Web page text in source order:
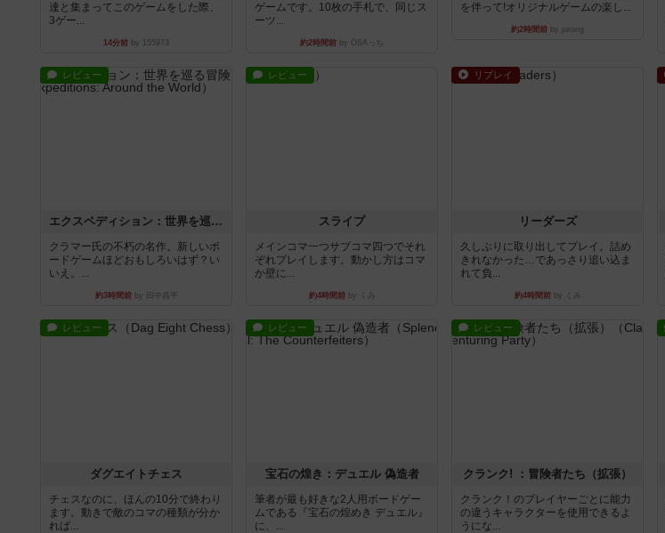
達と集まってこのゲームをした際、
3ゲー...
14分前 by 155973
ゲームです。10枚の手札で、同じス
ーツ...
約2時間前 by OSAっち
を伴って!オリジナルゲームの楽し...
約2時間前 by jurong
レビュー
エクスペディション：世界を巡る冒険
クラマー氏の不朽の名作。新しいボ
ードゲームほどおもしろいはず？い
いえ。...
約3時間前by 田中昌平
レビュー
スライプ
メインコマ一つサブコマ四つでそれ
ぞれプレイします。動かし方はコマ
か壁に...
約4時間前by くみ
リプレイ
リーダーズ
久しぶりに取り出してプレイ。詰め
きれなかった…であっさり追い込ま
れて負...
約4時間前by くみ
レビュー
ダグエイトチェス
チェスなのに、ほんの10分で終わり
ます。動きで敵のコマの種類が分か
れば...
レビュー
宝石の煌き：デュエル 偽造者
筆者が最も好きな2人用ボードゲー
ムである『宝石の煌めき デュエル』
に、...
レビュー
クランク! ：冒険者たち（拡張）
クランク！のプレイヤーごとに能力
の違うキャラクターを使用できるよ
うにな...